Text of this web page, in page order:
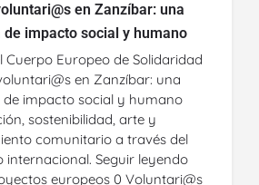
en Zanzíbar: una
impacto social y humano
Cuerpo Europeo de Solidaridad
en Zanzíbar: una
de impacto social y humano
sostenibilidad, arte y
comunitario a través del
internacional. Seguir leyendo
europeos 0 Voluntari@s